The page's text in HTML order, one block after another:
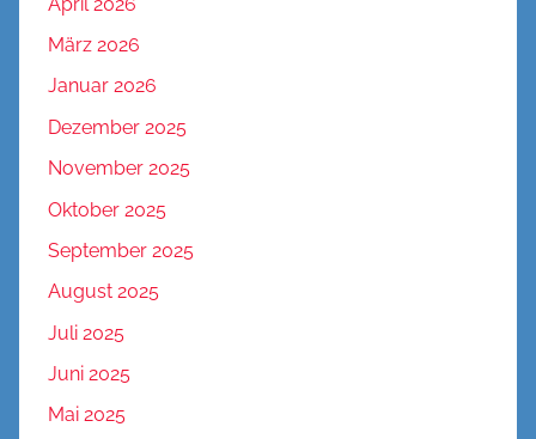
März 2026
Januar 2026
Dezember 2025
November 2025
Oktober 2025
September 2025
August 2025
Juli 2025
Juni 2025
Mai 2025